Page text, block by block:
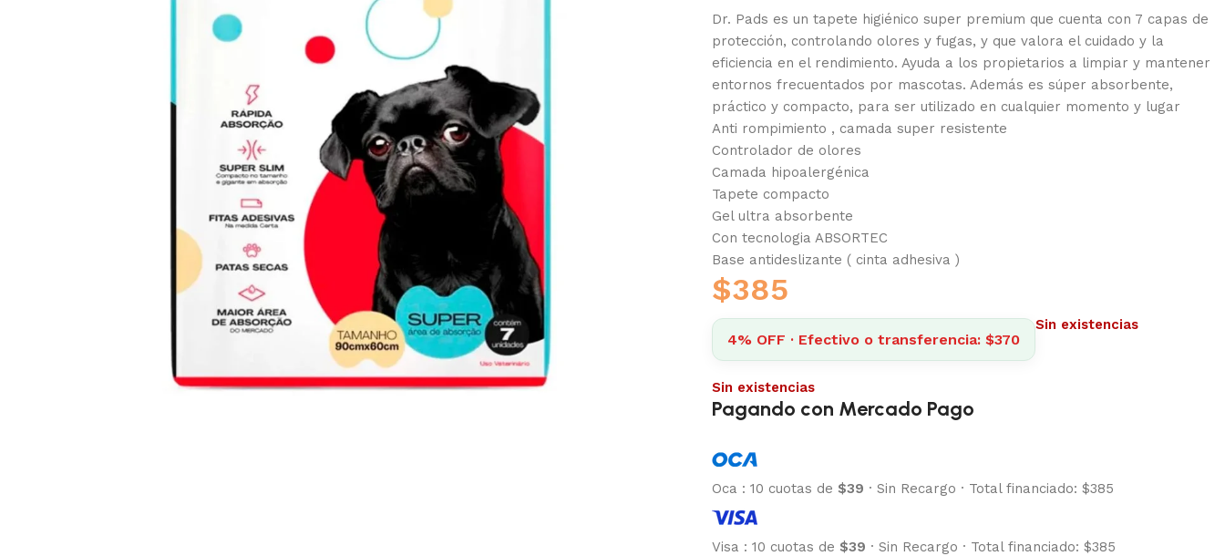
Dr. Pads es un tapete higiénico super premium que cuenta con 7 capas de
protección, controlando olores y fugas, y que valora el cuidado y la
eficiencia en el rendimiento. Ayuda a los propietarios a limpiar y mantener
entornos frecuentados por mascotas. Además es súper absorbente,
práctico y compacto, para ser utilizado en cualquier momento y lugar
Anti rompimiento , camada super resistente
Controlador de olores
Camada hipoalergénica
Tapete compacto
Gel ultra absorbente
Con tecnologia ABSORTEC
Base antideslizante ( cinta adhesiva )
$385
4% OFF · Efectivo o transferencia: $370
Sin existencias
Sin existencias
Pagando con Mercado Pago
Oca : 10 cuotas de $39 · Sin Recargo · Total financiado: $385
Visa : 10 cuotas de $39 · Sin Recargo · Total financiado: $385